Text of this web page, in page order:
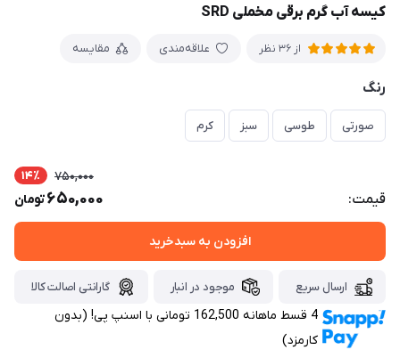
کیسه آب گرم برقی مخملی SRD
از 36 نظر علاقه‌مندی مقایسه
رنگ
صورتی طوسی سبز کرم
قیمت:
750,000 14٪
650,000تومان
افزودن به سبدخرید
ارسال سریع موجود در انبار گارانتی اصالت کالا
4 قسط ماهانه 162,500 تومانی با اسنپ ‌پی! (بدون
کارمزد)